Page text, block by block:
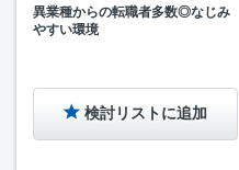
異業種からの転職者多数◎なじみ
やすい環境
検討リストに追加